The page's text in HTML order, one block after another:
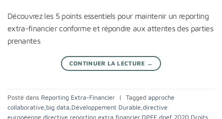
Découvrez les 5 points essentiels pour maintenir un reporting
extra-financier conforme et répondre aux attentes des parties
prenantes
CONTINUER LA LECTURE →
Posté dans Reporting Extra-Financier | Tagged approche
collaborative big data Développement Durable directive
européenne directive reporting extra financier, DPEF dpef 2020 Droits